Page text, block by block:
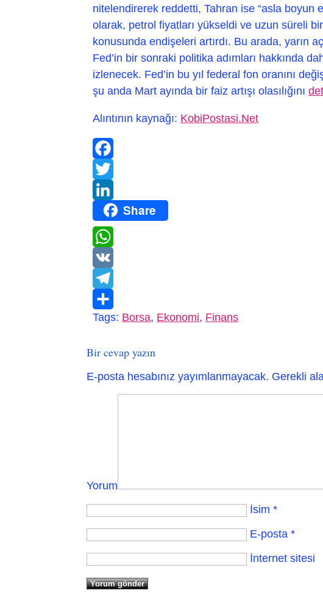
nitelendirerek reddetti, Tahran ise “asla boyun
olarak, petrol fiyatları yükseldi ve uzun süreli
konusunda endişeleri artırdı. Bu arada, yarın
Fed’in bir sonraki politika adımları hakkında
izlenecek. Fed’in bu yıl federal fon oranını
şu anda Mart ayında bir faiz artışı olasılığını
Alıntının kaynağı: KobiPostasi.Net
Facebook
Twitter
LinkedInShare
WhatsApp
VK
Telegram
Paylaş
Tags: Borsa, Ekonomi, Finans
Bir cevap yazın
E-posta hesabınız yayımlanmayacak. Gerekli
Yorum
İsim *
E-posta *
İnternet sitesi